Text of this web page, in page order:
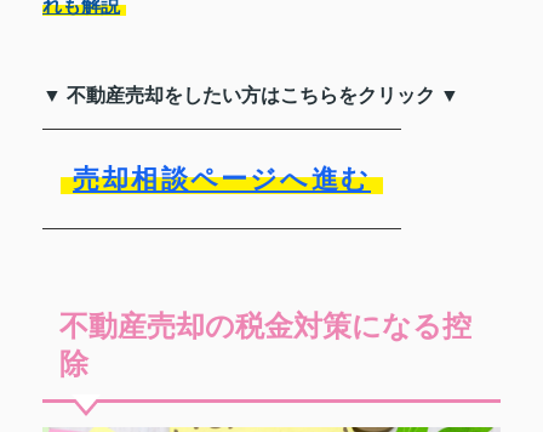
れも解説
▼ 不動産売却をしたい方はこちらをクリック ▼
売却相談ページへ進む
不動産売却の税金対策になる控
除